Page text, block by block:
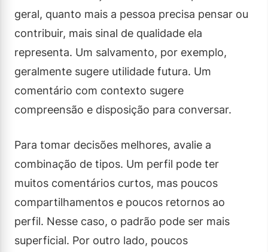
geral, quanto mais a pessoa precisa pensar ou
contribuir, mais sinal de qualidade ela
representa. Um salvamento, por exemplo,
geralmente sugere utilidade futura. Um
comentário com contexto sugere
compreensão e disposição para conversar.
Para tomar decisões melhores, avalie a
combinação de tipos. Um perfil pode ter
muitos comentários curtos, mas poucos
compartilhamentos e poucos retornos ao
perfil. Nesse caso, o padrão pode ser mais
superficial. Por outro lado, poucos